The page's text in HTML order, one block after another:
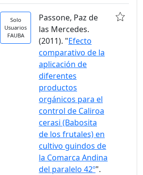
Solo
Usuarios
FAUBA
Passone, Paz de
las Mercedes.
(2011). "Efecto
comparativo de la
aplicación de
diferentes
productos
orgánicos para el
control de Caliroa
cerasi (Babosita
de los frutales) en
cultivo guindos de
la Comarca Andina
del paralelo 42º".